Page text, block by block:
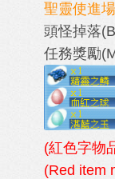
聖靈使進
頭怪掉落
任務獎勵
(紅色字物
(Red item